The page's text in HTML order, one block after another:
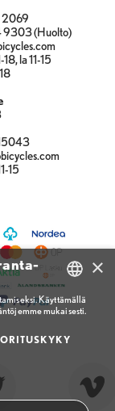
(Huolto)
la 11-15
15
FINNISH
ENGLISH
×
Käyttämällä
mukaisesti.